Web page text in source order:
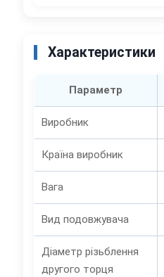
Характеристики
Параметр
Виробник
Країна виробник
Вага
Вид подовжувача
Діаметр різьблення
другого торця